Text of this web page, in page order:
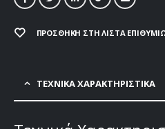
ΠΡΟΣΘΉΚΗ ΣΤΗ ΛΊΣΤΑ
ΤΕΧΝΙΚΑ ΧΑΡΑΚΤΗΡΙΣΤΙΚΑ